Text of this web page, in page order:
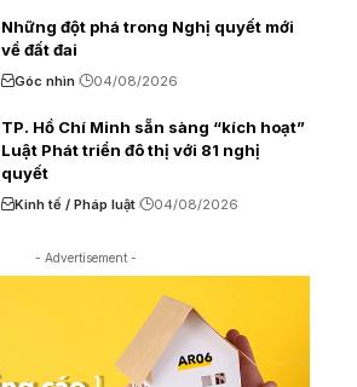
Những đột phá trong Nghị quyết mới
về đất đai
Góc nhìn 04/08/2026
TP. Hồ Chí Minh sẵn sàng “kích hoạt”
Luật Phát triển đô thị với 81 nghị
quyết
Kinh tế / Pháp luật 04/08/2026
- Advertisement -